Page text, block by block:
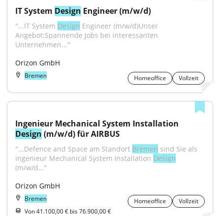
IT System Design Engineer (m/w/d)
"...IT System Design Engineer (m/w/d)Unser
Angebot:Spannende Jobs bei interessanten
Unternehmen..."
Orizon GmbH
Bremen Homeoffice Vollzeit
Design (m/w/d) für AIRBUS
"...Defence and Space am Standort Bremen sind Sie als
Ingenieur Mechanical System Installation Design
(m/w/d..."
Orizon GmbH
Bremen Homeoffice
Vollzeit
Von 41.100,00 € bis 76.900,00 €